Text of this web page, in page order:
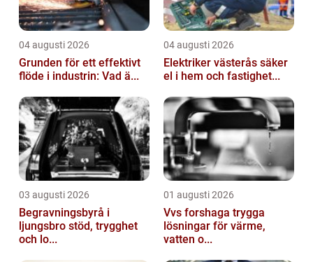
04 augusti 2026
Grunden för ett effektivt
flöde i industrin: Vad ä...
04 augusti 2026
Elektriker västerås säker
el i hem och fastighet...
03 augusti 2026
Begravningsbyrå i
ljungsbro stöd, trygghet
och lo...
01 augusti 2026
Vvs forshaga trygga
lösningar för värme,
vatten o...